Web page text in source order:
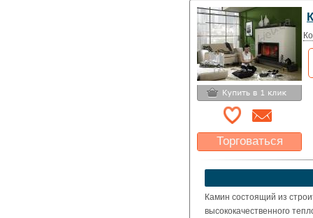
Торговаться
Какая цена Вас
устроит?
Указать цену
Камин состоящий из
высококачественного